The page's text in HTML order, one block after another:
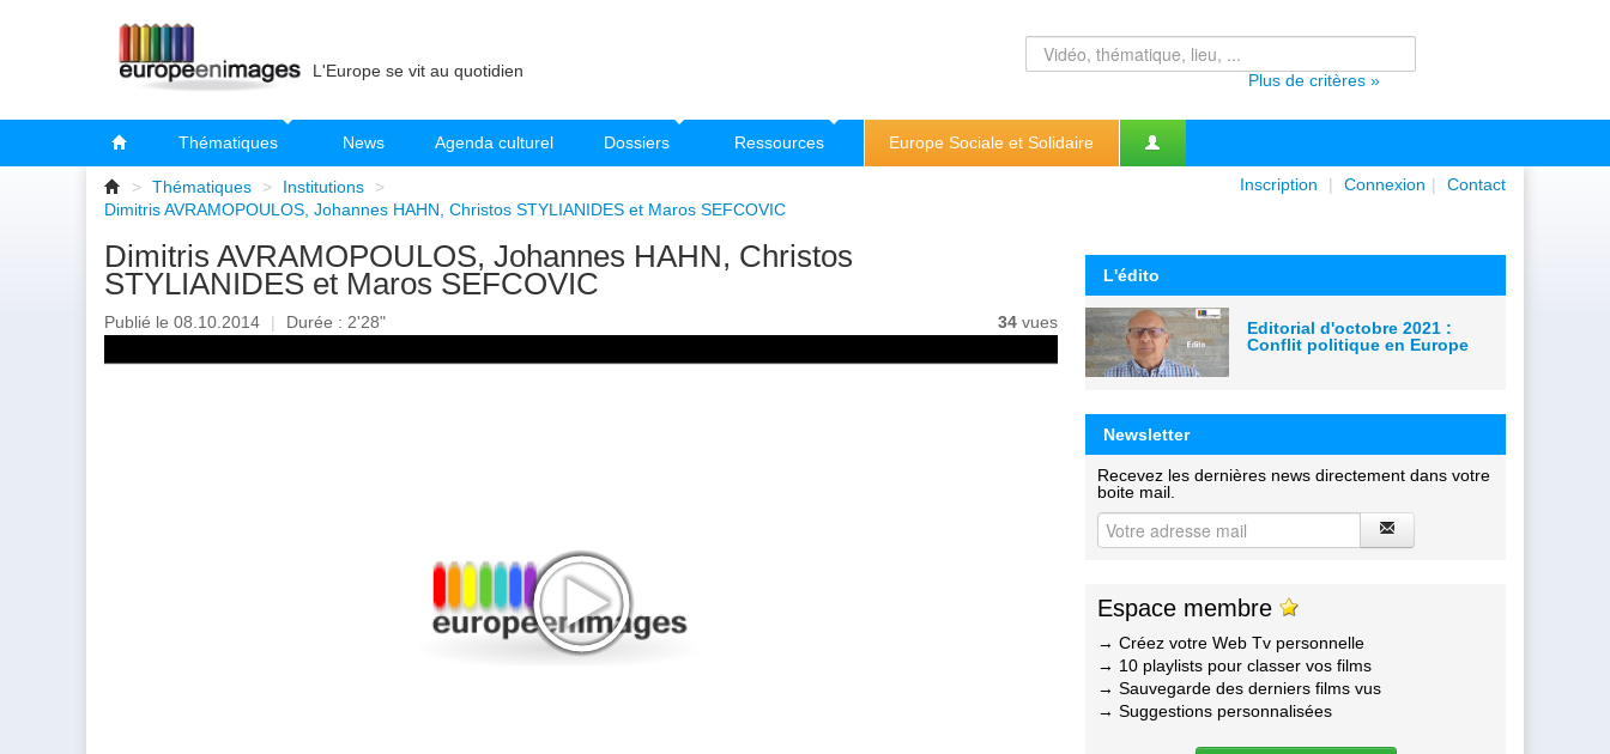
L'Europe se vit au quotidien Plus de critères »
Thématiques News Agenda culturel Dossiers Ressources Europe Sociale et Solidaire
> Thématiques > Institutions
>
Dimitris AVRAMOPOULOS, Johannes HAHN, Christos STYLIANIDES et Maros SEFCOVIC
Inscription | Connexion | Contact
Dimitris AVRAMOPOULOS, Johannes HAHN, Christos
STYLIANIDES et Maros SEFCOVIC
Publié le 08.10.2014 | Durée : 2'28" 34vues
L'édito
Editorial d'octobre 2021 :
Conflit politique en Europe
Newsletter
Recevez les dernières news directement dans votre
boite mail.
Espace membre
→ Créez votre Web Tv personnelle
→ 10 playlists pour classer vos films
→ Sauvegarde des derniers films vus
→ Suggestions personnalisées